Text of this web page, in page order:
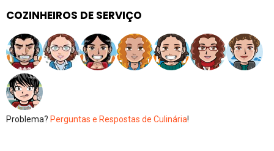
COZINHEIROS DE SERVIÇO
Problema? Perguntas e Respostas de Culinária!